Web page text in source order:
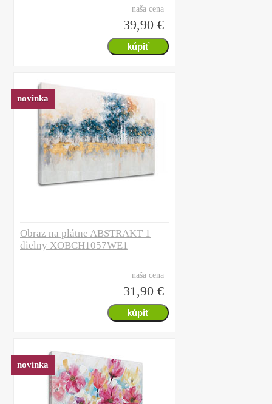
naša cena
39,90 €
Obraz na plátne ABSTRAKT 1
dielny XOBCH1057WE1
naša cena
31,90 €
novinka
novinka